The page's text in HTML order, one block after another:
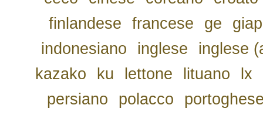
finlandese
francese ge
indonesiano
inglese
inglese
kazako
ku lettone lituano lx
persiano
polacco